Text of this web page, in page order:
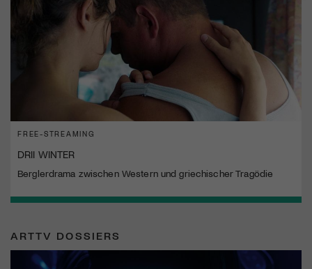
FREE-STREAMING
DRII WINTER
Berglerdrama zwischen Western und griechischer Tragödie
ARTTV DOSSIERS